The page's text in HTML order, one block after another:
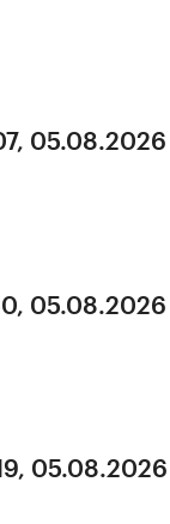
05.08.2026
05.08.2026
05.08.2026